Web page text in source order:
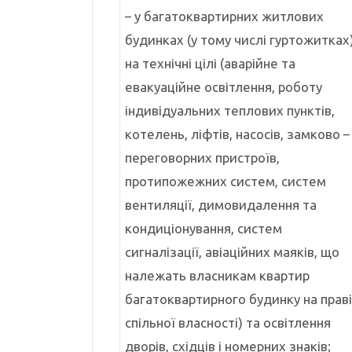
– у багатоквартирних житлових
будинках (у тому числі
на технічні цілі (аварійне та
евакуаційне освітлення, роботу
індивідуальних теплових пунктів,
котелень, ліфтів, насосів, замково –
переговорних пристроїв,
протипожежних систем, систем
вентиляції, димовидалення та
кондиціонування, систем
сигналізації, авіаційних маяків, що
належать власникам квартир
багатоквартирного будинку на праві
спільної власності) та освітлення
дворів, східців і номерних знаків;